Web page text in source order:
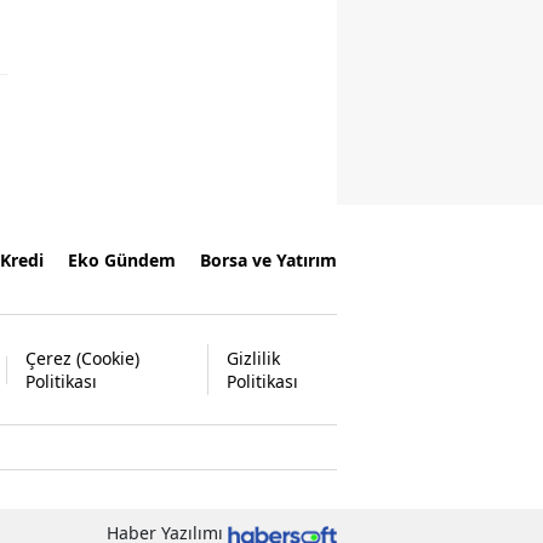
Kredi Eko Gündem Borsa ve Yatırım
Çerez (Cookie)
Politikası
Gizlilik
Politikası
Haber Yazılımı